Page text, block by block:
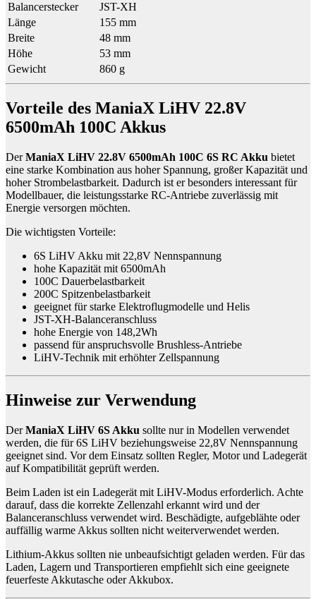
Balancerstecker
JST-XH
Länge
155 mm
Breite
48 mm
Höhe
53 mm
Gewicht
860 g
Vorteile des ManiaX LiHV 22.8V
6500mAh 100C Akkus
DerManiaX LiHV 22.8V 6500mAh 100C 6S RC Akku bietet
eine starke Kombination aus hoher Spannung, großer Kapazität und
hoher Strombelastbarkeit. Dadurch ist er besonders interessant für
Modellbauer, die leistungsstarke RC-Antriebe zuverlässig mit
Energie versorgen möchten.
Die wichtigsten Vorteile:
6S LiHV Akku mit 22,8V Nennspannung
hohe Kapazität mit 6500mAh
100C Dauerbelastbarkeit
200C Spitzenbelastbarkeit
geeignet für starke Elektroflugmodelle und Helis
JST-XH-Balanceranschluss
hohe Energie von 148,2Wh
passend für anspruchsvolle Brushless-Antriebe
LiHV-Technik mit erhöhter Zellspannung
Hinweise zur Verwendung
DerManiaX LiHV 6S Akku sollte nur in Modellen verwendet
werden, die für 6S LiHV beziehungsweise 22,8V Nennspannung
geeignet sind. Vor dem Einsatz sollten Regler, Motor und Ladegerät
auf Kompatibilität geprüft werden.
Beim Laden ist ein Ladegerät mit LiHV-Modus erforderlich. Achte
darauf, dass die korrekte Zellenzahl erkannt wird und der
Balanceranschluss verwendet wird. Beschädigte, aufgeblähte oder
auffällig warme Akkus sollten nicht weiterverwendet werden.
Lithium-Akkus sollten nie unbeaufsichtigt geladen werden. Für das
Laden, Lagern und Transportieren empfiehlt sich eine geeignete
feuerfeste Akkutasche oder Akkubox.